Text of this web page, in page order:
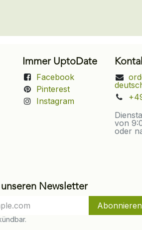
von
oder
Immer UptoDate
Facebook
Pinterest
Instagram
Newsletter
Abonnieren